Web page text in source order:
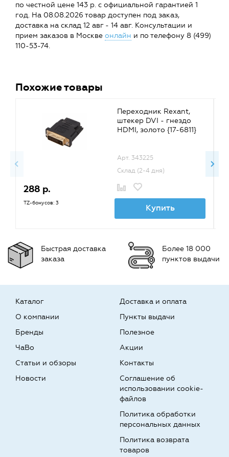
по честной цене 143 р. с официальной гарантией 1
год. На 08.08.2026 товар доступен под заказ,
доставка на склад 12 авг - 14 авг. Консультации и
прием заказов в Москве онлайн и по телефону 8 (499)
110-53-74.
Похожие товары
Переходник Rexant,
штекер DVI - гнездо
HDMI, золото {17-6811}
Арт. 343225
Склад (2-4 дня)
288 р.
TZ-бонусов: 3 Купить
Быстрая доставка
заказа
Более 18 000
пунктов выдачи
Каталог
О компании
Бренды
Доставка и оплата
Пункты выдачи
Полезное
ЧаВо
Статьи и обзоры
Новости
Акции
Контакты
Соглашение об
использовании cookie-
файлов
Политика обработки
персональных данных
Политика возврата
товаров